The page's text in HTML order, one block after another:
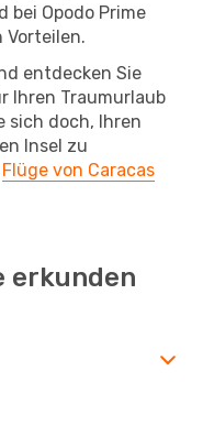
bei Opodo Prime
Vorteilen.
entdecken Sie
Ihren Traumurlaub
sich doch, Ihren
Insel zu
Flüge von Caracas
erkunden